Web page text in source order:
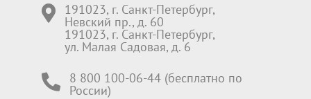
191023, г. Санкт-Петербург,
Невский пр., д. 60
191023, г. Санкт-Петербург,
ул. Малая Садовая, д. 6
8 800 100-06-44 (бесплатно по
России)